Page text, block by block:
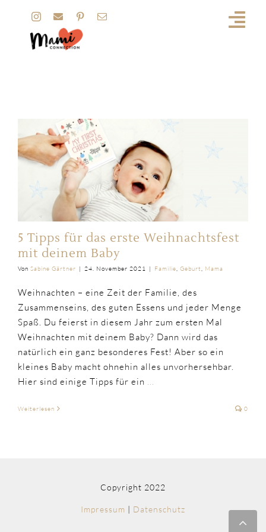
springen
5 Tipps für das erste Weihnachtsfest
mit deinem Baby
Von Sabine Gärtner | 24. November 2021 | Familie, Geburt, Mama
Weihnachten – eine Zeit der Familie, des
Zusammenseins, des guten Essens und jeder Menge
Spaß. Du feierst in diesem Jahr zum ersten Mal
Weihnachten mit deinem Baby? Dann wird das
natürlich ein ganz besonderes Fest! Aber so ein
kleines Baby macht ohnehin alles unvorhersehbar.
Hier sind einige Tipps für ein
Weiterlesen 0
Copyright 2022
Impressum | Datenschutz